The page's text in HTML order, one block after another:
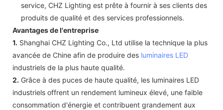
service, CHZ Lighting est prête à fournir à ses clients des
produits de qualité et des services professionnels.
Avantages de l'entreprise
1. Shanghai CHZ Lighting Co., Ltd utilise la technique la plus
avancée de Chine afin de produire des luminaires LED
industriels de la plus haute qualité.
2. Grâce à des puces de haute qualité, les luminaires LED
industriels offrent un rendement lumineux élevé, une faible
consommation d'énergie et contribuent grandement aux